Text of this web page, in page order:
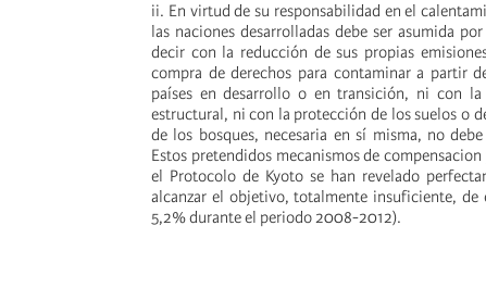
ii. En virtud de su responsabilidad en el
las naciones desarrolladas debe ser asumida
decir con la reducción de sus propias
compra de derechos para contaminar a partir
países en desarrollo o en transición, ni con
estructural, ni con la protección de los suelos o
de los bosques, necesaria en sí misma, no
Estos pretendidos mecanismos de
el Protocolo de Kyoto se han revelado
alcanzar el objetivo, totalmente insuficiente, de
5,2% durante el periodo 2008-2012).